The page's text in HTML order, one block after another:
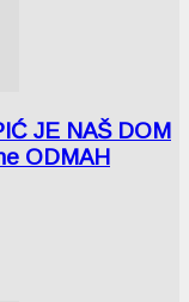
JE NAŠ DOM
ODMAH